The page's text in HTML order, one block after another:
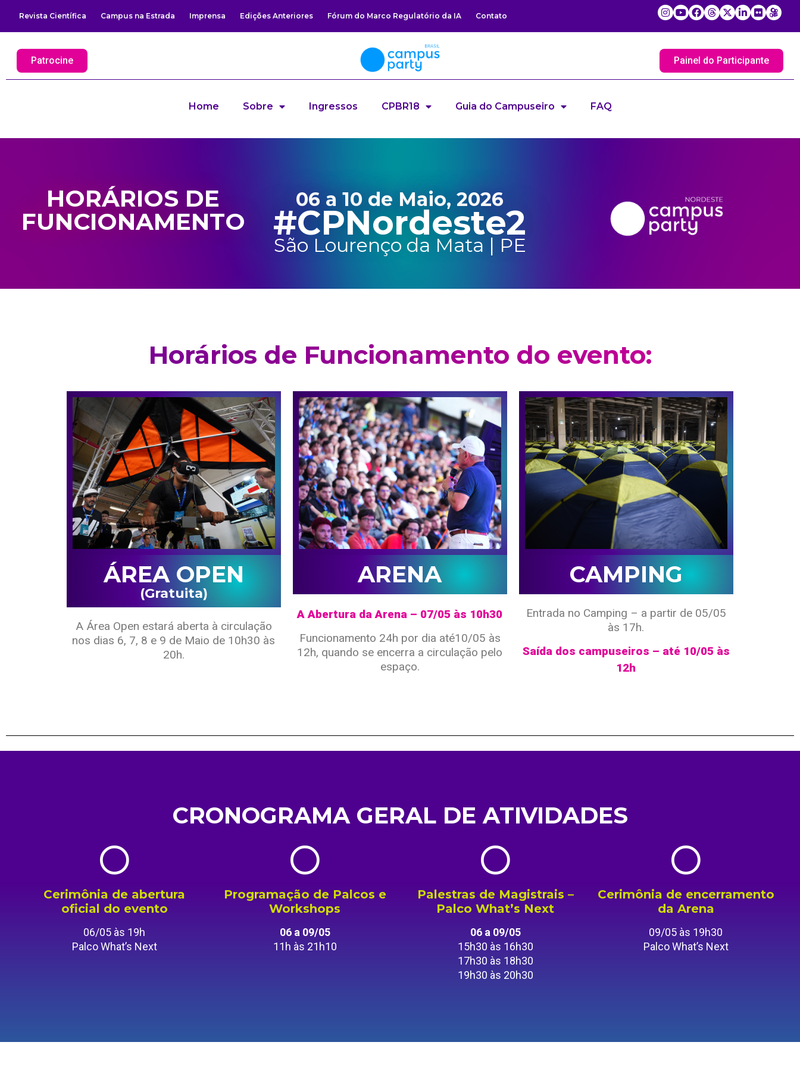
Revista Científica Campus na Estrada Imprensa Edições Anteriores Fórum do Marco Regulatório da IA Contato
Patrocine Painel do Participante
Home Sobre Ingressos CPBR18 Guia do Campuseiro FAQ
HORÁRIOS DE
FUNCIONAMENTO
06 a 10 de Maio, 2026
#CPNordeste2
São Lourenço da Mata | PE
Horários de Funcionamento do evento:
ÁREA OPEN
(Gratuita)
A Área Open estará aberta à circulação
nos dias 6, 7, 8 e 9 de Maio de 10h30 às
20h.
ARENA
A Abertura da Arena – 07/05 às 10h30
Funcionamento 24h por dia até10/05 às
12h, quando se encerra a circulação pelo
espaço.
CAMPING
Entrada no Camping – a partir de 05/05
às 17h.
Saída dos campuseiros – até 10/05 às
12h
CRONOGRAMA GERAL DE ATIVIDADES
Cerimônia de abertura
oficial do evento
06/05 às 19h
Palco What’s Next
Programação de Palcos e
Workshops
06 a 09/05
11h às 21h10
Palestras de Magistrais –
Palco What’s Next
06 a 09/05
15h30 às 16h30
17h30 às 18h30
19h30 às 20h30
Cerimônia de encerramento
da Arena
09/05 às 19h30
Palco What’s Next